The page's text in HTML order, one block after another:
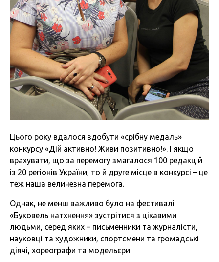
Цього року вдалося здобути «срібну медаль»
конкурсу «Дій активно! Живи позитивно!». І якщо
врахувати, що за перемогу змагалося 100 редакцій
із 20 регіонів України, то й друге місце в конкурсі – це
теж наша величезна перемога.
Однак, не менш важливо було на фестивалі
«Буковель натхнення» зустрітися з цікавими
людьми, серед яких – письменники та журналісти,
науковці та художники, спортсмени та громадські
діячі, хореографи та модельєри.